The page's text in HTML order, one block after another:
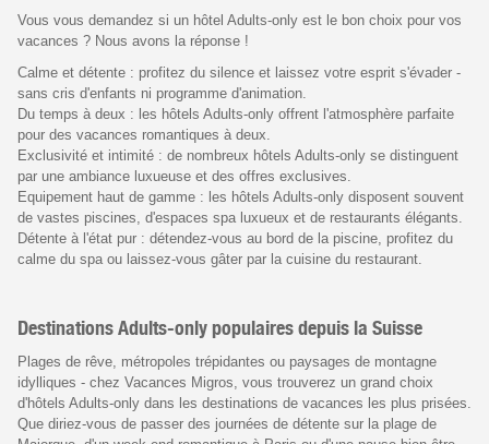
Vous vous demandez si un hôtel Adults-only est le bon choix pour vos
vacances ? Nous avons la réponse !
Calme et détente : profitez du silence et laissez votre esprit s'évader -
sans cris d'enfants ni programme d'animation.
Du temps à deux : les hôtels Adults-only offrent l'atmosphère parfaite
pour des vacances romantiques à deux.
Exclusivité et intimité : de nombreux hôtels Adults-only se distinguent
par une ambiance luxueuse et des offres exclusives.
Equipement haut de gamme : les hôtels Adults-only disposent souvent
de vastes piscines, d'espaces spa luxueux et de restaurants élégants.
Détente à l'état pur : détendez-vous au bord de la piscine, profitez du
calme du spa ou laissez-vous gâter par la cuisine du restaurant.
Destinations Adults-only populaires depuis la Suisse
Plages de rêve, métropoles trépidantes ou paysages de montagne
idylliques - chez Vacances Migros, vous trouverez un grand choix
d'hôtels Adults-only dans les destinations de vacances les plus prisées.
Que diriez-vous de passer des journées de détente sur la plage de